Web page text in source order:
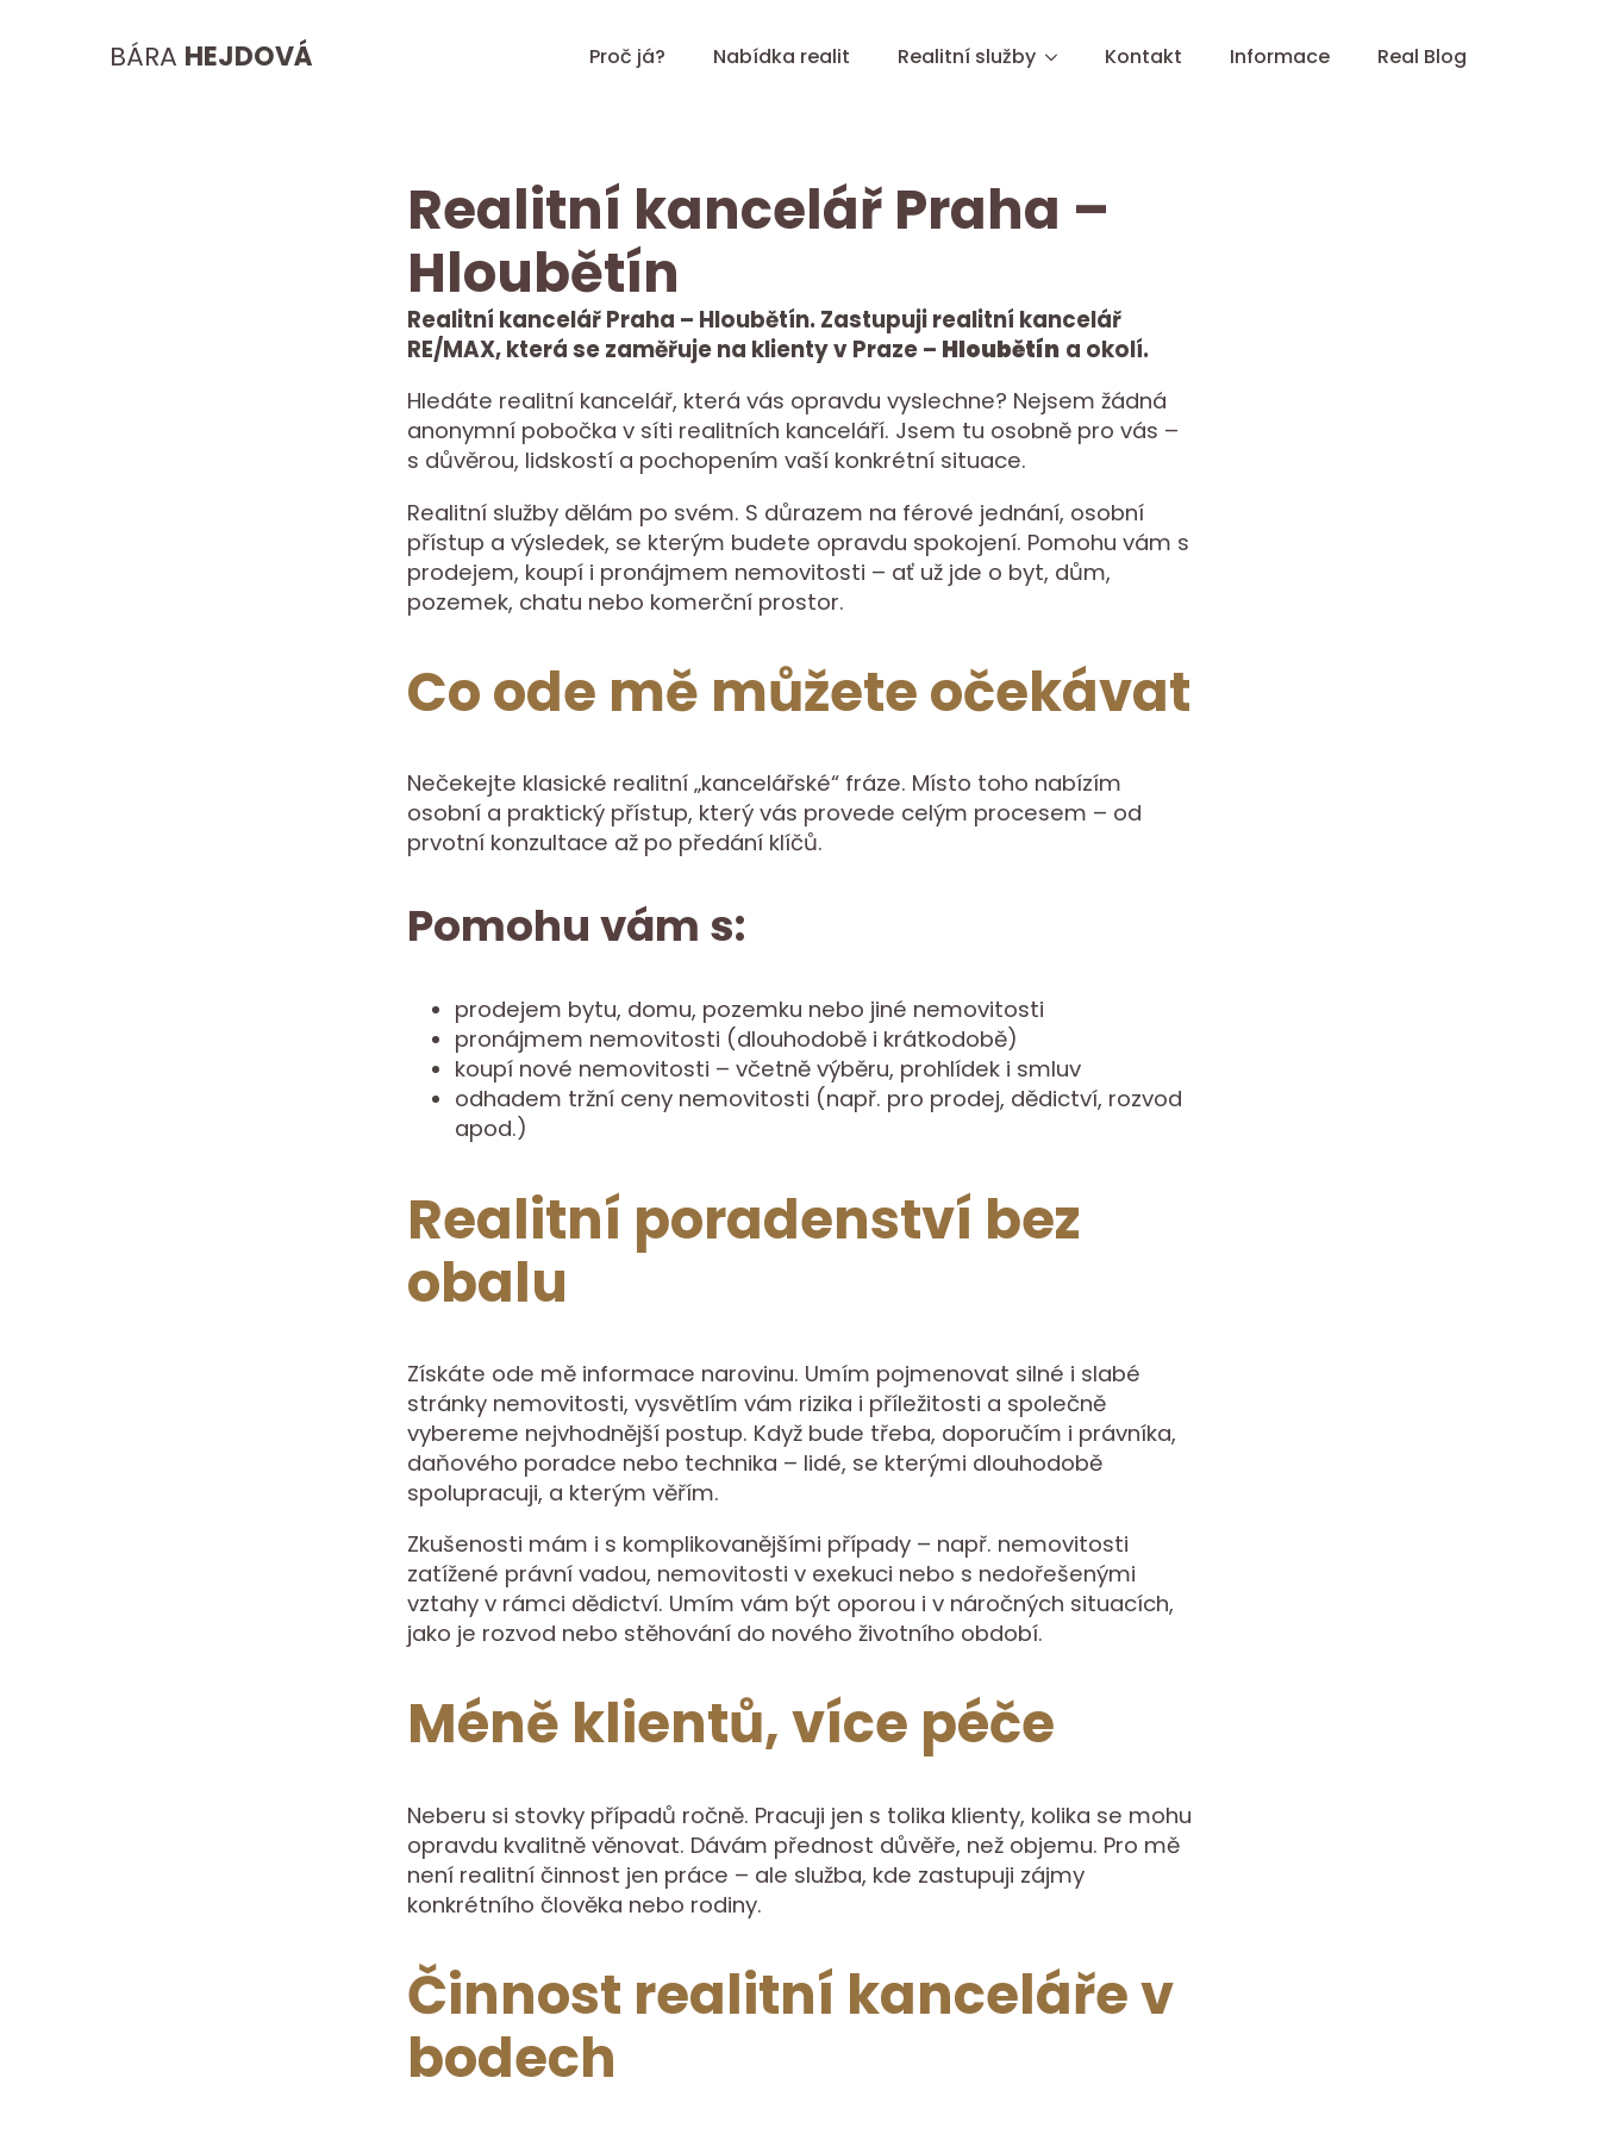
BÁRA HEJDOVÁ Proč já? Nabídka realit Realitní služby Kontakt Informace Real Blog
Realitní kancelář Praha –
Hloubětín
Realitní kancelář Praha – Hloubětín. Zastupuji realitní kancelář
RE/MAX, která se zaměřuje na klienty v Praze – Hloubětín a okolí.
Hledáte realitní kancelář, která vás opravdu vyslechne? Nejsem žádná
anonymní pobočka v síti realitních kanceláří. Jsem tu osobně pro vás –
s důvěrou, lidskostí a pochopením vaší konkrétní situace.
Realitní služby dělám po svém. S důrazem na férové jednání, osobní
přístup a výsledek, se kterým budete opravdu spokojení. Pomohu vám s
prodejem, koupí i pronájmem nemovitosti – ať už jde o byt, dům,
pozemek, chatu nebo komerční prostor.
Co ode mě můžete očekávat
Nečekejte klasické realitní „kancelářské“ fráze. Místo toho nabízím
osobní a praktický přístup, který vás provede celým procesem – od
prvotní konzultace až po předání klíčů.
Pomohu vám s:
prodejem bytu, domu, pozemku nebo jiné nemovitosti
pronájmem nemovitosti (dlouhodobě i krátkodobě)
koupí nové nemovitosti – včetně výběru, prohlídek i smluv
odhadem tržní ceny nemovitosti (např. pro prodej, dědictví, rozvod
apod.)
Realitní poradenství bez
obalu
Získáte ode mě informace narovinu. Umím pojmenovat silné i slabé
stránky nemovitosti, vysvětlím vám rizika i příležitosti a společně
vybereme nejvhodnější postup. Když bude třeba, doporučím i právníka,
daňového poradce nebo technika – lidé, se kterými dlouhodobě
spolupracuji, a kterým věřím.
Zkušenosti mám i s komplikovanějšími případy – např. nemovitosti
zatížené právní vadou, nemovitosti v exekuci nebo s nedořešenými
vztahy v rámci dědictví. Umím vám být oporou i v náročných situacích,
jako je rozvod nebo stěhování do nového životního období.
Méně klientů, více péče
Neberu si stovky případů ročně. Pracuji jen s tolika klienty, kolika se mohu
opravdu kvalitně věnovat. Dávám přednost důvěře, než objemu. Pro mě
není realitní činnost jen práce – ale služba, kde zastupuji zájmy
konkrétního člověka nebo rodiny.
Činnost realitní kanceláře v
bodech